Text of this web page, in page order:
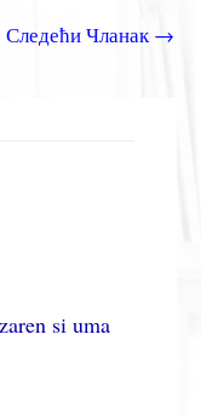
Следећи Чланак→
si uma